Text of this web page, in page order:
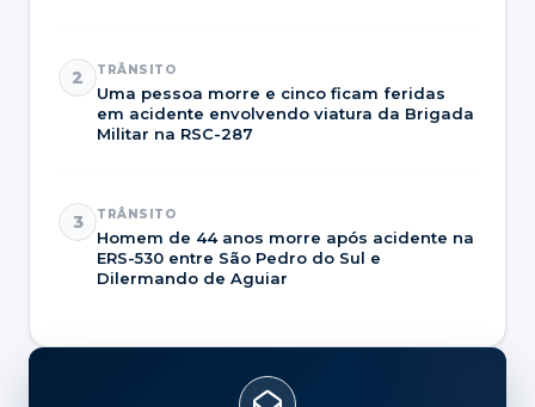
2 TRÂNSITO
Uma pessoa morre e cinco ficam feridas
em acidente envolvendo viatura da Brigada
Militar na RSC-287
3 TRÂNSITO
Homem de 44 anos morre após acidente na
ERS-530 entre São Pedro do Sul e
Dilermando de Aguiar